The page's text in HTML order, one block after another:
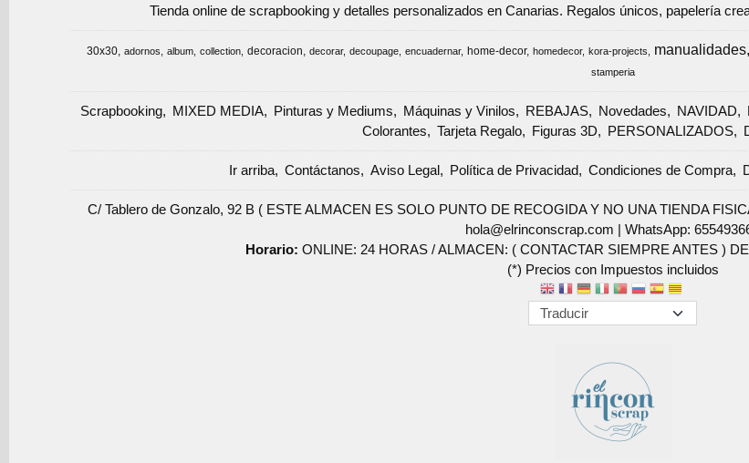
Tienda online de scrapbooking y detalles personalizados en Canarias. Regalos únicos, papelería
30x30 adornos album collection decoracion decorar decoupage encuadernar home-decor homedecor kora-projects manualidades
stamperia
Scrapbooking MIXED MEDIA Pinturas y Mediums Máquinas y Vinilos REBAJAS Novedades NAVIDAD
Colorantes
Tarjeta Regalo Figuras 3D PERSONALIZADOS
Ir arriba Contáctanos Aviso Legal Política de Privacidad Condiciones de Compra
C/ Tablero de Gonzalo, 92 B ( ESTE ALMACEN ES SOLO PUNTO DE RECOGIDA Y NO UNA TIENDA
hola@elrinconscrap.com |WhatsApp:
Horario:ONLINE: 24 HORAS / ALMACEN: ( CONTACTAR SIEMPRE ANTES )
(*) Precios con Impuestos incluidos